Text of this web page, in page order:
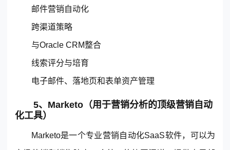
邮件营销自动化
跨渠道策略
与Oracle CRM整合
线索评分与培育
电子邮件、落地页和表单资产管理
5、Marketo（用于营销分析的顶级营销自动
化工具）
Marketo是一个专业营销自动化SaaS软件，可以为